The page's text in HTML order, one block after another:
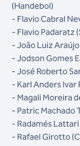
(Handebol)
-⁠ ⁠Flavio Cabral
-⁠ ⁠Flavio Padaratz
-⁠ ⁠João Luiz
-⁠ ⁠Jodson Gomes
-⁠ ⁠José Roberto
-⁠ ⁠Karl Anders
-⁠ ⁠Magali Moreira
-⁠ ⁠Patric Machado
-⁠ ⁠Radamés
-⁠ ⁠Rafael Girotto